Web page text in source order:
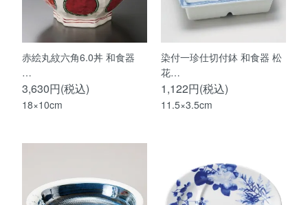
赤絵丸紋六角6.0丼 和食器
…
3,630円(税込)
18×10cm
染付一珍仕切付鉢 和食器 松
花…
1,122円(税込)
11.5×3.5cm